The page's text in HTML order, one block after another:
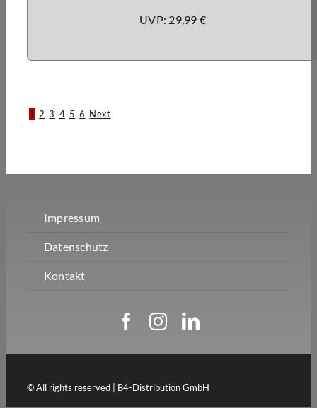
UVP: 29,99 €
1 2 3 4 5 6 Next
Impressum
Datenschutz
Kontakt
© All rights reserved | B4-Distribution GmbH